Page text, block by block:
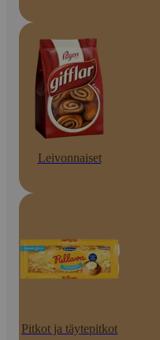
Leivonnaiset
Pitkot ja täytepitkot